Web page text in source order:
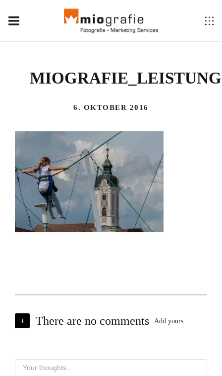
6. OKTOBER 2016
+ There are no comments Add yours